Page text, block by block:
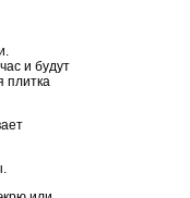
и будут
плитка